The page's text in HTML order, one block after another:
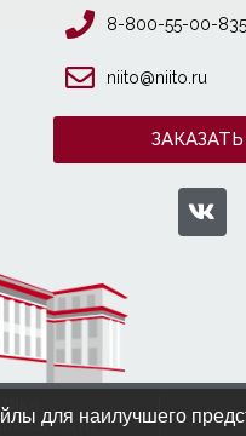
8-800-55-00-835
niito@niito.ru
для наилучшего